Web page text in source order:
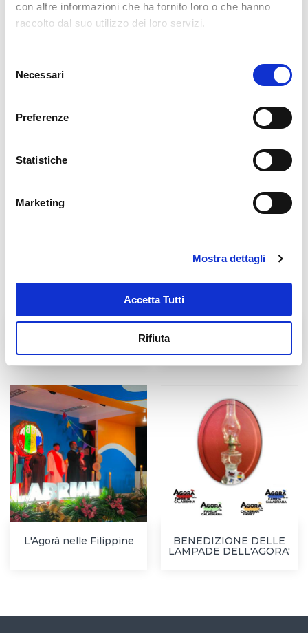
con altre informazioni che ha fornito loro o che hanno
raccolto dal suo utilizzo dei loro servizi.
delNecessari
Preferenze
Statistiche
Marketing
Mostra dettagli
Accetta Tutti
Rifiuta
Posts
Notizia precedentePrevious page
Next page
Notizia successiva
L'Agorà nelle Filippine
BENEDIZIONE DELLE
LAMPADE DELL'AGORA'